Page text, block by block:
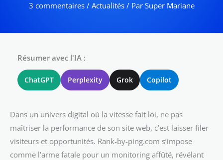
3 commentaires / Actualités/ Par Super Mariane
Résumer avec l'IA :
ChatGPT Perplexity Grok Copilot
Dans un univers digital où la vitesse fait loi, ne pas
maîtriser la performance de son site web, c’est laisser filer
visiteurs et opportunités. Rank-by-ping.com s’impose
comme l’arme fatale pour un monitoring affûté, révélant